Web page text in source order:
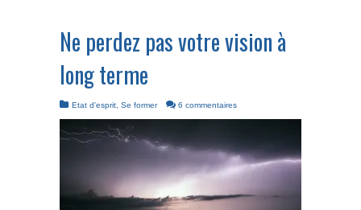
Ne perdez pas votre vision à
long terme
Etat d'esprit Se former 6 commentaires